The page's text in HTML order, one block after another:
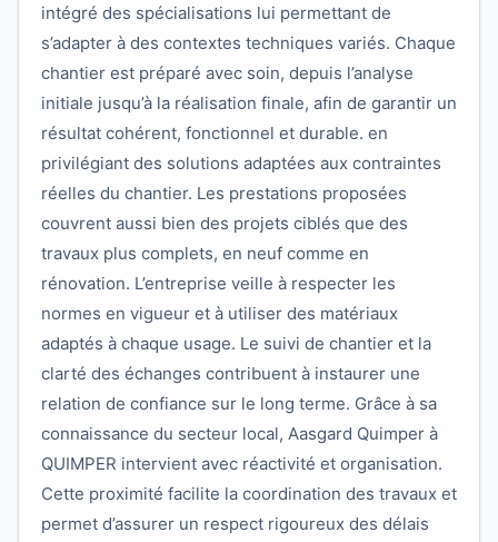
intégré des spécialisations lui permettant de
s’adapter à des contextes techniques variés. Chaque
chantier est préparé avec soin, depuis l’analyse
initiale jusqu’à la réalisation finale, afin de garantir un
résultat cohérent, fonctionnel et durable. en
privilégiant des solutions adaptées aux contraintes
réelles du chantier. Les prestations proposées
couvrent aussi bien des projets ciblés que des
travaux plus complets, en neuf comme en
rénovation. L’entreprise veille à respecter les
normes en vigueur et à utiliser des matériaux
adaptés à chaque usage. Le suivi de chantier et la
clarté des échanges contribuent à instaurer une
relation de confiance sur le long terme. Grâce à sa
connaissance du secteur local, Aasgard Quimper à
QUIMPER intervient avec réactivité et organisation.
Cette proximité facilite la coordination des travaux et
permet d’assurer un respect rigoureux des délais